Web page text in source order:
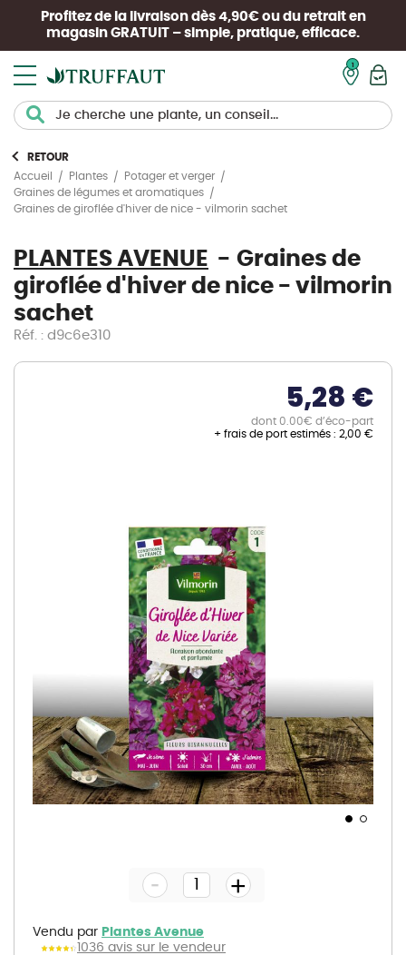
Profitez de la livraison dès 4,90€ ou du retrait en
magasin GRATUIT – simple, pratique, efficace.
RETOUR
Accueil
Plantes
Potager et verger
Graines de légumes et aromatiques
Graines de giroflée d'hiver de nice - vilmorin sachet
PLANTES AVENUE
Graines de
giroflée d'hiver de nice - vilmorin
sachet
Réf. : d9c6e310
5,28 €
dont 0.00€ d’éco-part
+ frais de port estimés : 2,00 €
gallery
Vendu par Plantes Avenue
1036 avis sur le vendeur
- +